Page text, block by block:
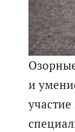
и